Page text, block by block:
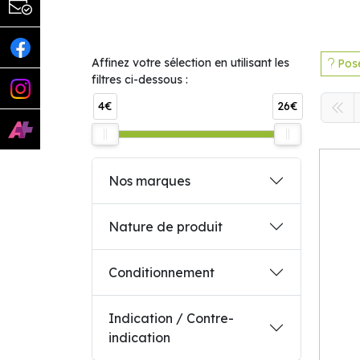
Affinez votre sélection en utilisant les
filtres ci-dessous :
4€
26€
Nos marques
Nature de produit
Conditionnement
Indication / Contre-
indication